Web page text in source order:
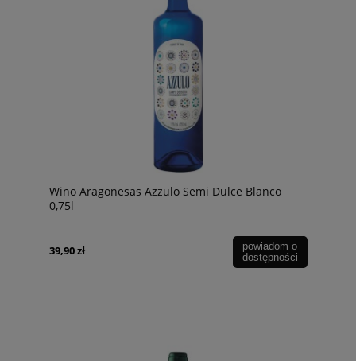
Wino Aragonesas Azzulo Semi Dulce Blanco
0,75l
39,90 zł
powiadom o
dostępności